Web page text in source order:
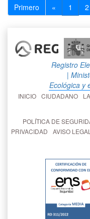
Primero « 1 2
Registro
|
Ecológica y
INICIO CIUDADANO
POLÍTICA DE
PRIVACIDAD
AVISO LEGAL